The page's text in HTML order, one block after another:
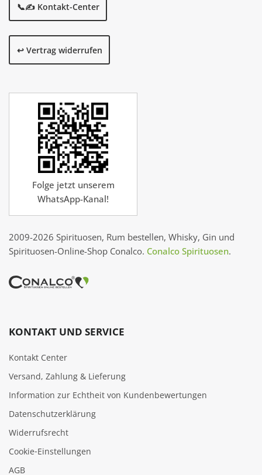
📞✍️ Kontakt-Center
↩️ Vertrag widerrufen
Folge jetzt unserem
WhatsApp-Kanal!
2009-2026 Spirituosen, Rum bestellen, Whisky, Gin und
Spirituosen-Online-Shop Conalco. Conalco Spirituosen.
KONTAKT UND SERVICE
Kontakt Center
Versand, Zahlung & Lieferung
Information zur Echtheit von Kundenbewertungen
Datenschutzerklärung
Widerrufsrecht
Cookie‑Einstellungen
AGB